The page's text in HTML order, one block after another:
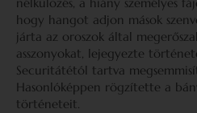
nélkülözés, a hiány személyes
hogy hangot adjon mások
járta az oroszok által
asszonyokat, lejegyezte
Securitátétól tartva
Hasonlóképpen rögzítette a
történeteit.